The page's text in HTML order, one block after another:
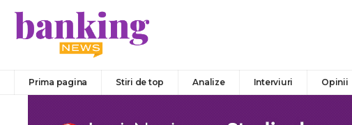
Prima pagina Stiri de top Analize Interviuri Opinii